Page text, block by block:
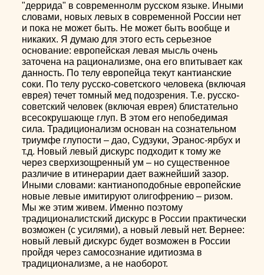
"деррида" в современнолм русском языке. Иными
словами, новых левых в современной России нет
и пока не может быть. Не может быть вообще и
никаких. Я думаю для этого есть серьезное
основание: европейская левая мысль очень
заточена на рационализме, она его впитывает как
данность. По телу европейца текут кантианские
соки. По телу русско-советского человека (включая
еврея) течет томный мед подозрения. Т.е. русско-
советский человек (включая еврея) блистательно
всесокрушающе глуп. В этом его непобедимая
сила. Традиционализм основан на сознательном
триумфе глупости – дао, Судзуки, Эранос-ярбух и
т.д. Новый левый дискурс подходит к тому же
через сверхизощренный ум – но существенное
различие в итинерарии дает важнейший зазор.
Иными словами: кантианоподобные европейские
новые левые имитируют олигофрению – ризом.
Мы же этим живем. Именно поэтому
традиционалистский дискурс в России практически
возможен (с усилями), а новый левый нет. Вернее:
новый левый дискурс будет возможен в России
пройдя через самосознание идитиозма в
традиционализме, а не наоборот.